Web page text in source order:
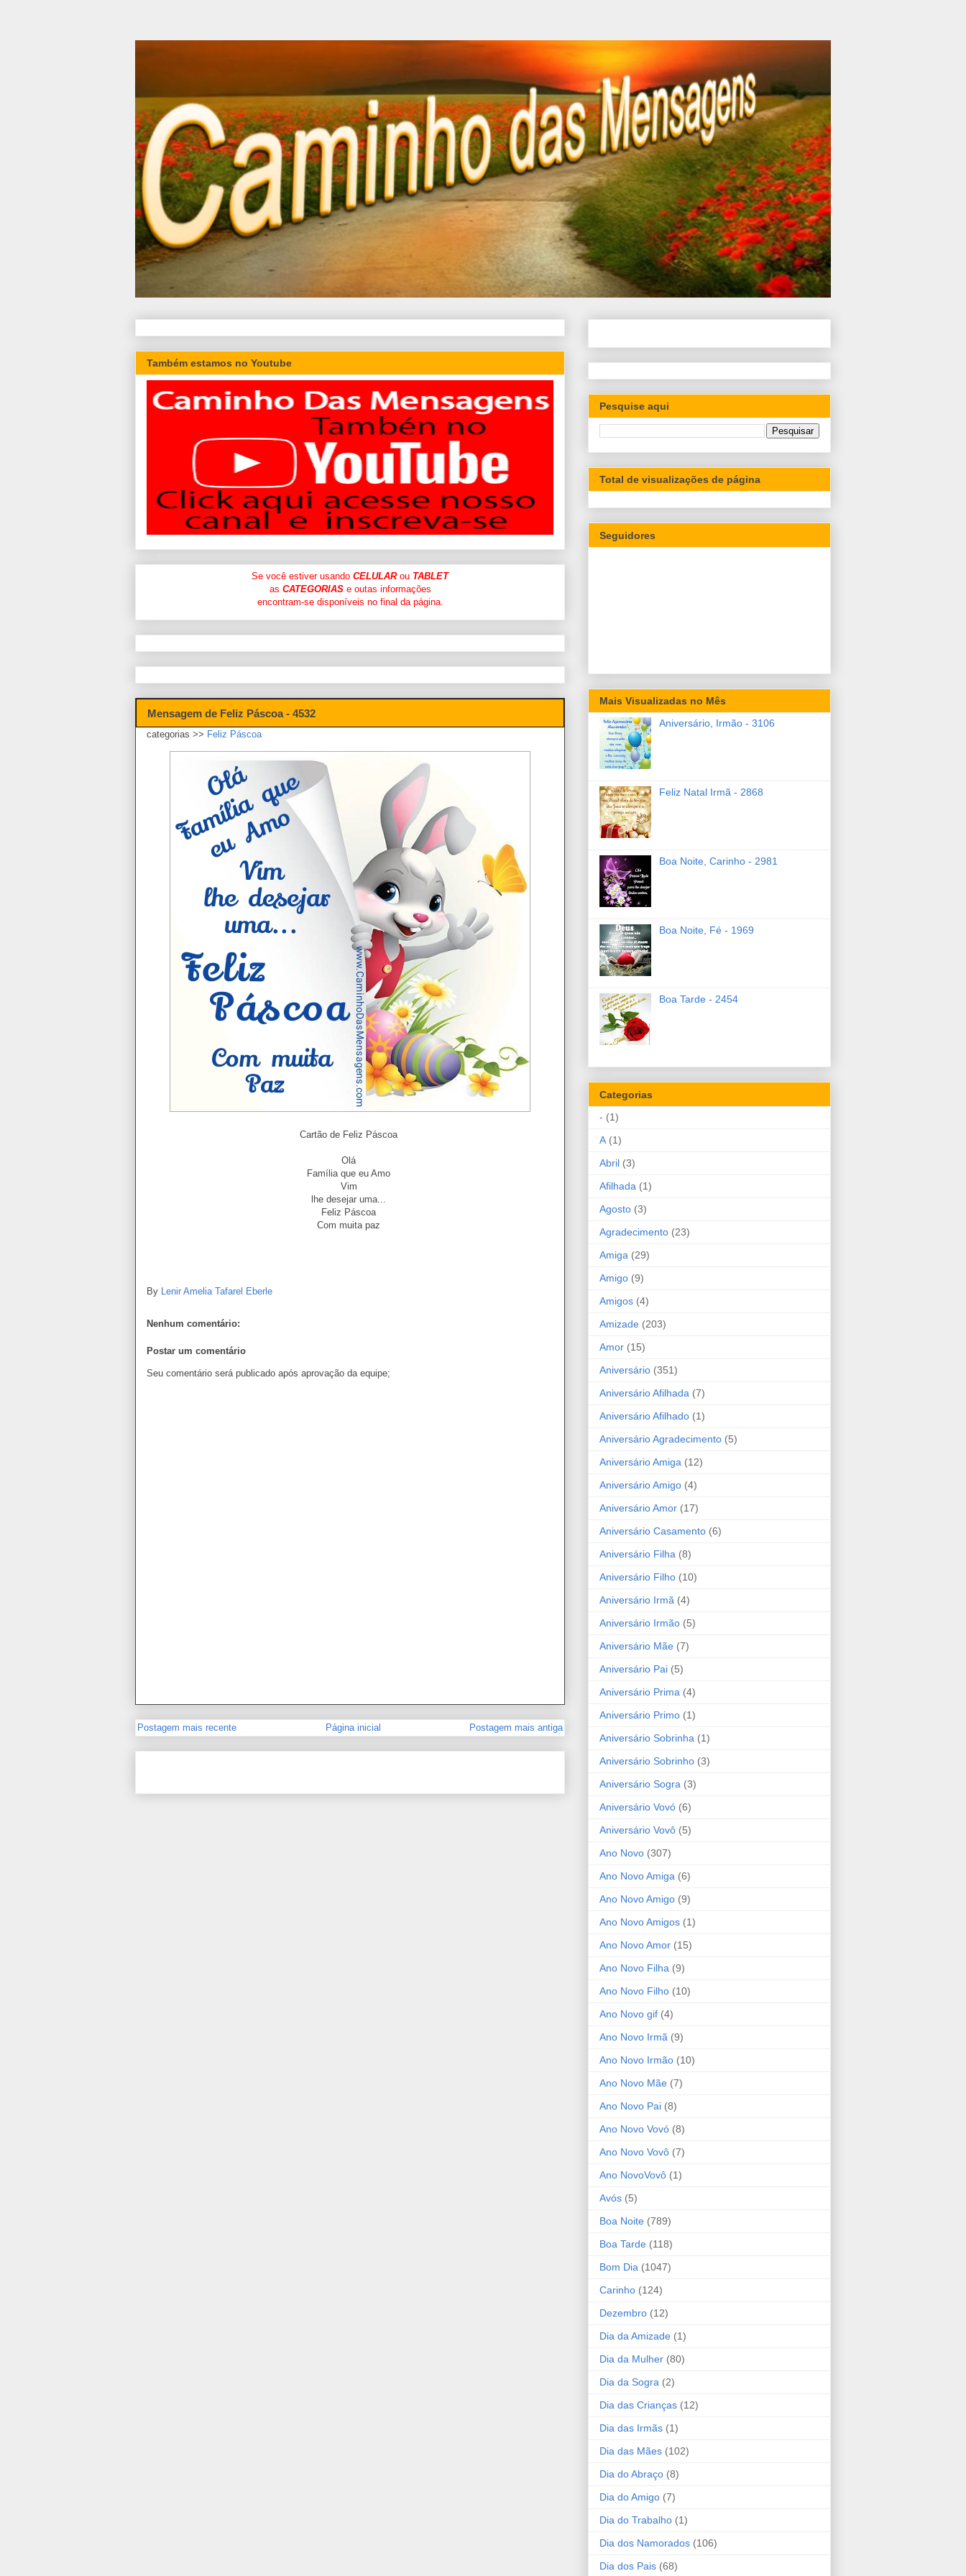
Também estamos no Youtube
Se você estiver usando CELULARou TABLET
as CATEGORIASe outas informações
encontram-se disponíveis no final da página.
Mensagem de Feliz Páscoa - 4532
categorias >> Feliz Páscoa
Cartão de Feliz Páscoa
Olá
Família que eu Amo
Vim
lhe desejar uma...
Feliz Páscoa
Com muita paz
By Lenir Amelia Tafarel Eberle
Nenhum comentário:
Postar um comentário
Seu comentário será publicado após aprovação da equipe;
Postagem mais recente Postagem mais antiga
Página inicial
Pesquise aqui
Total de visualizações de página
Seguidores
Mais Visualizadas no Mês
Aniversário, Irmão - 3106
Feliz Natal Irmã - 2868
Boa Noite, Carinho - 2981
Boa Noite, Fé - 1969
Boa Tarde - 2454
Categorias
- (1)
A (1)
Abril (3)
Afilhada (1)
Agosto (3)
Agradecimento (23)
Amiga (29)
Amigo (9)
Amigos (4)
Amizade (203)
Amor (15)
Aniversário (351)
Aniversário Afilhada (7)
Aniversário Afilhado (1)
Aniversário Agradecimento (5)
Aniversário Amiga (12)
Aniversário Amigo (4)
Aniversário Amor (17)
Aniversário Casamento (6)
Aniversário Filha (8)
Aniversário Filho (10)
Aniversário Irmã (4)
Aniversário Irmão (5)
Aniversário Mãe (7)
Aniversário Pai (5)
Aniversário Prima (4)
Aniversário Primo (1)
Aniversário Sobrinha (1)
Aniversário Sobrinho (3)
Aniversário Sogra (3)
Aniversário Vovó (6)
Aniversário Vovô (5)
Ano Novo (307)
Ano Novo Amiga (6)
Ano Novo Amigo (9)
Ano Novo Amigos (1)
Ano Novo Amor (15)
Ano Novo Filha (9)
Ano Novo Filho (10)
Ano Novo gif (4)
Ano Novo Irmã (9)
Ano Novo Irmão (10)
Ano Novo Mãe (7)
Ano Novo Pai (8)
Ano Novo Vovó (8)
Ano Novo Vovô (7)
Ano NovoVovô (1)
Avós (5)
Boa Noite (789)
Boa Tarde (118)
Bom Dia (1047)
Carinho (124)
Dezembro (12)
Dia da Amizade (1)
Dia da Mulher (80)
Dia da Sogra (2)
Dia das Crianças (12)
Dia das Irmãs (1)
Dia das Mães (102)
Dia do Abraço (8)
Dia do Amigo (7)
Dia do Trabalho (1)
Dia dos Namorados (106)
Dia dos Pais (68)